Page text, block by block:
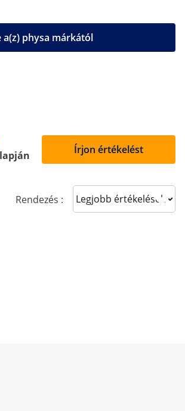
physa márkától
Írjon értékelést
Rendezés : Sort reviews